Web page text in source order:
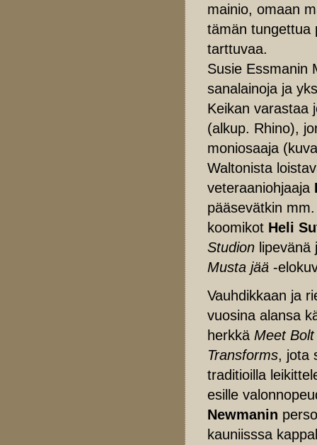
mainio, omaan
tämän tungettua
tarttuvaa.
Susie Essmanin
sanalainoja ja
Keikan varastaa
(alkup. Rhino),
moniosaaja
Waltonista
veteraaniohjaaja
pääsevätkin
koomikot Heli
Studion lipevänä
Musta jää -
Vauhdikkaan ja
vuosina alansa
herkkä Meet Bolt
Transforms, jota
traditioilla
esille
Newmanin
kauniisssa